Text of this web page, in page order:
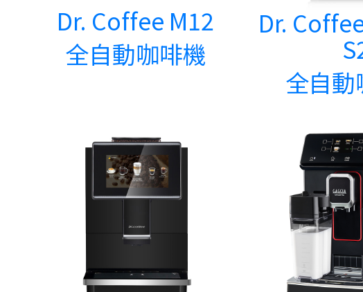
Dr. Coffee M12
全自動咖啡機
Dr.
全自